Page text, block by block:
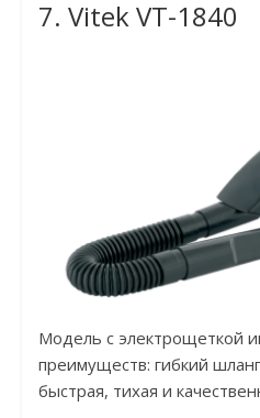
7. Vitek VT-1840
Модель с электрощеткой
преимуществ: гибкий
быстрая, тихая и